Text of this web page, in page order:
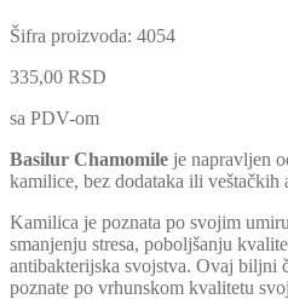
Šifra proizvoda: 4054
335,00 RSD
sa PDV-om
Basilur Chamomile je napravljen
kamilice, bez dodataka ili veštačkih
Kamilica je poznata po svojim
smanjenju stresa, poboljšanju
antibakterijska svojstva. Ovaj biljni
poznate po vrhunskom kvalitetu